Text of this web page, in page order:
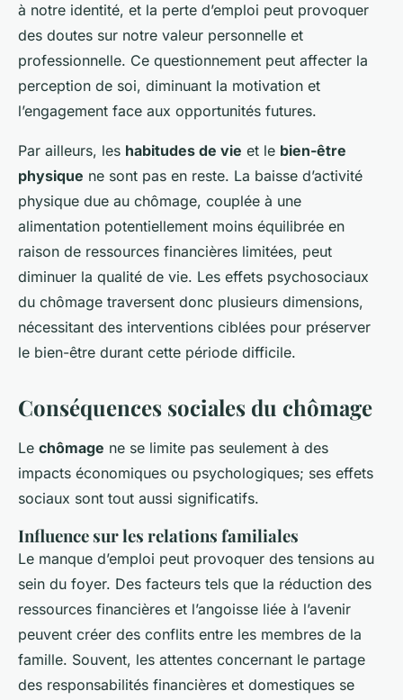
à notre identité, et la perte d’emploi peut provoquer
des doutes sur notre valeur personnelle et
professionnelle. Ce questionnement peut affecter la
perception de soi, diminuant la motivation et
l’engagement face aux opportunités futures.
Par ailleurs, les habitudes de vie et le bien-être
physique ne sont pas en reste. La baisse d’activité
physique due au chômage, couplée à une
alimentation potentiellement moins équilibrée en
raison de ressources financières limitées, peut
diminuer la qualité de vie. Les effets psychosociaux
du chômage traversent donc plusieurs dimensions,
nécessitant des interventions ciblées pour préserver
le bien-être durant cette période difficile.
Conséquences sociales du chômage
Le chômage ne se limite pas seulement à des
impacts économiques ou psychologiques; ses effets
sociaux sont tout aussi significatifs.
Influence sur les relations familiales
Le manque d’emploi peut provoquer des tensions au
sein du foyer. Des facteurs tels que la réduction des
ressources financières et l’angoisse liée à l’avenir
peuvent créer des conflits entre les membres de la
famille. Souvent, les attentes concernant le partage
des responsabilités financières et domestiques se